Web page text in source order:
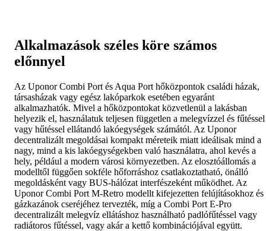
Alkalmazások széles köre számos
előnnyel
Az Uponor Combi Port és Aqua Port hőközpontok családi házak,
társasházak vagy egész lakóparkok esetében egyaránt
alkalmazhatók. Mivel a hőközpontokat közvetlenül a lakásban
helyezik el, használatuk teljesen független a melegvízzel és fűtéssel
vagy hűtéssel ellátandó lakóegységek számától. Az Uponor
decentralizált megoldásai kompakt méreteik miatt ideálisak mind a
nagy, mind a kis lakóegységekben való használatra, ahol kevés a
hely, például a modern városi környezetben. Az elosztóállomás a
modelltől függően sokféle hőforráshoz csatlakoztatható, önálló
megoldásként vagy BUS-hálózat interfészeként működhet. Az
Uponor Combi Port M-Retro modellt kifejezetten felújításokhoz és
gázkazánok cseréjéhez tervezték, míg a Combi Port E-Pro
decentralizált melegvíz ellátáshoz használható padlófűtéssel vagy
radiátoros fűtéssel, vagy akár a kettő kombinációjával együtt.